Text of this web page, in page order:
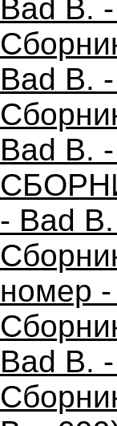
Bad B.
Bad B.
Bad B.
- Bad
номер
Bad B.